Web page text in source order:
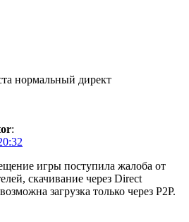
нормальный директ
:
игры поступила жалоба от
скачивание через Direct
загрузка только через P2P.